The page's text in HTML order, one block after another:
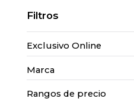
Filtros
Exclusivo Online
Si (4
Marca
Tramontina (1)
Rangos de precio